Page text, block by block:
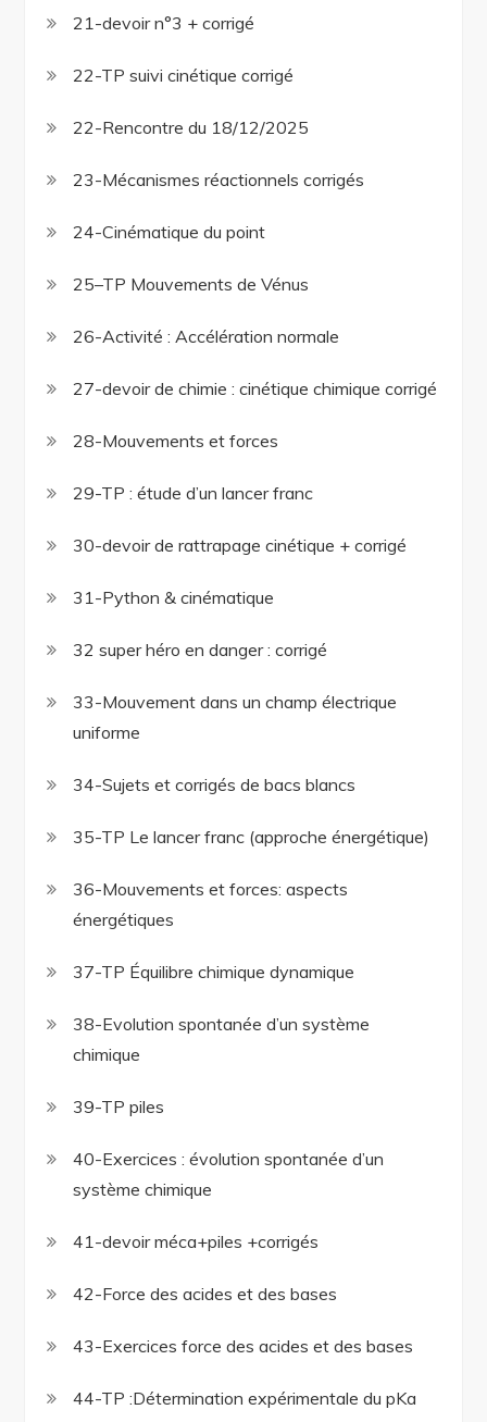
21-devoir n°3 + corrigé
22-TP suivi cinétique corrigé
22-Rencontre du 18/12/2025
23-Mécanismes réactionnels corrigés
24-Cinématique du point
25–TP Mouvements de Vénus
26-Activité : Accélération normale
27-devoir de chimie : cinétique chimique corrigé
28-Mouvements et forces
29-TP : étude d’un lancer franc
30-devoir de rattrapage cinétique + corrigé
31-Python & cinématique
32 super héro en danger : corrigé
33-Mouvement dans un champ électrique
uniforme
34-Sujets et corrigés de bacs blancs
35-TP Le lancer franc (approche énergétique)
36-Mouvements et forces: aspects
énergétiques
37-TP Équilibre chimique dynamique
38-Evolution spontanée d’un système
chimique
39-TP piles
40-Exercices : évolution spontanée d’un
système chimique
41-devoir méca+piles +corrigés
42-Force des acides et des bases
43-Exercices force des acides et des bases
44-TP :Détermination expérimentale du pKa